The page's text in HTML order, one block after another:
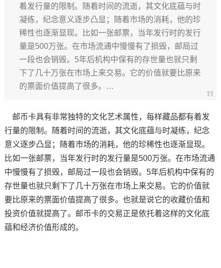
着发行量的限制。随着时间的流逝，其文化底蕴与时
凝练，纪念意义逐步凸显；随着市场的消耗，他的珍
稀性也逐渐显现。比如一张邮票，当年发行时的发行
量是500万张。在市场流通中慢慢有了损毁，邮局过
一段也会销毁。5年后机构中保有的存世量也就只剩
下了几十万张在市场上来交易。它的价值就要比原来
的票面价值提高了很多。…
邮币卡具有非常独特的文化艺术属性，每样藏品都有着发
行量的限制。随着时间的流逝，其文化底蕴与时凝练，纪念
意义逐步凸显；随着市场的消耗，他的珍稀性也逐渐显现。
比如一张邮票，当年发行时的发行量是500万张。在市场流通
中慢慢有了损毁，邮局过一段也会销毁。5年后机构中保有的
存世量也就只剩下了几十万张在市场上来交易。它的价值就
要比原来的票面价值提高了很多。也就是说它的收藏价值和
投资价值就提高了。邮币卡的交易正是依托着这样的文化底
蕴和经济价值形成的。